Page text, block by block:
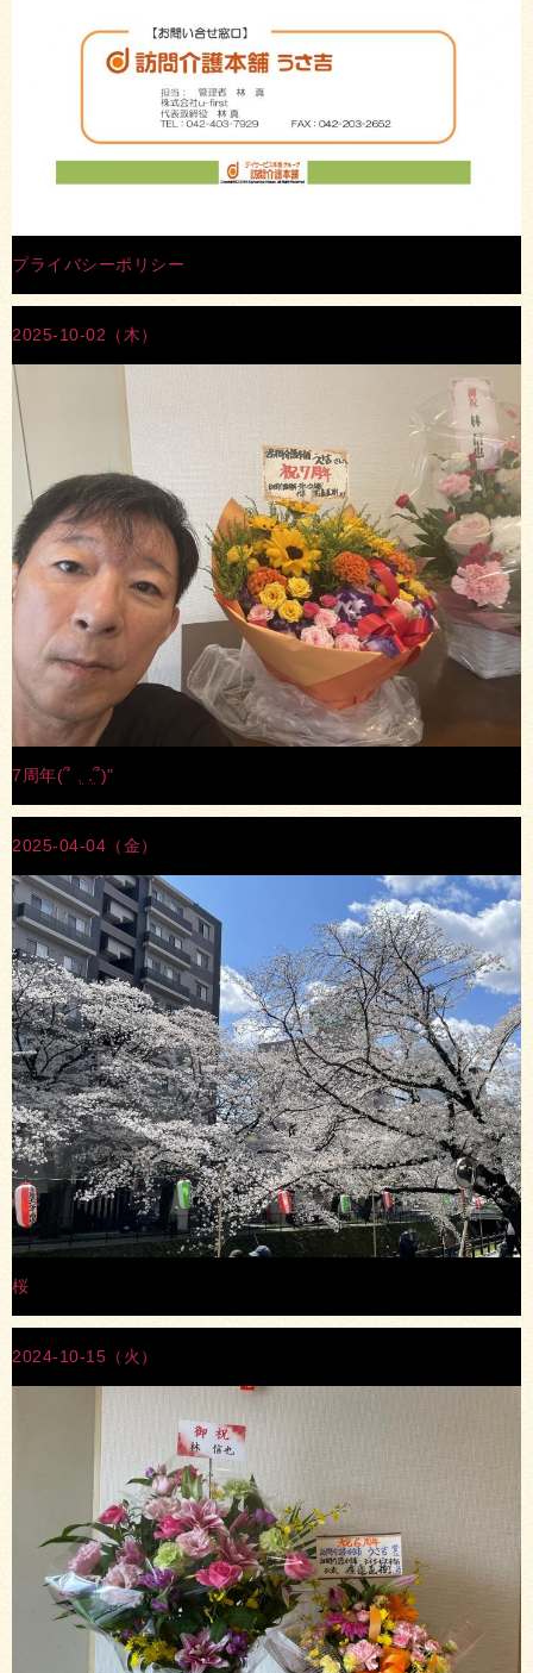
プライバシーポリシー
2025-10-02（木）
7周年(՞ ܸ. .ܸ՞)"
2025-04-04（金）
桜
2024-10-15（火）